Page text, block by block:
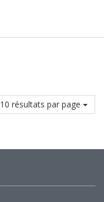
10 résultats par page